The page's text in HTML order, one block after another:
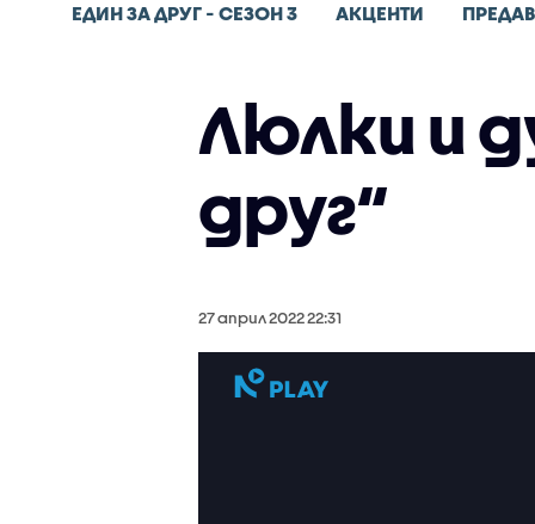
ЕДИН ЗА ДРУГ - СЕЗОН 3 АКЦЕНТИ
Люлки и
друг“
27 април 2022 22:31